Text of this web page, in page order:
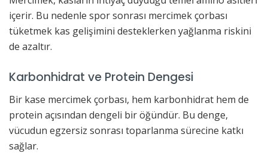
içerir. Bu nedenle spor sonrası mercimek çorbası
tüketmek kas gelişimini desteklerken yağlanma riskini
de azaltır.
Karbonhidrat ve Protein Dengesi
Bir kase mercimek çorbası, hem karbonhidrat hem de
protein açısından dengeli bir öğündür. Bu denge,
vücudun egzersiz sonrası toparlanma sürecine katkı
sağlar.